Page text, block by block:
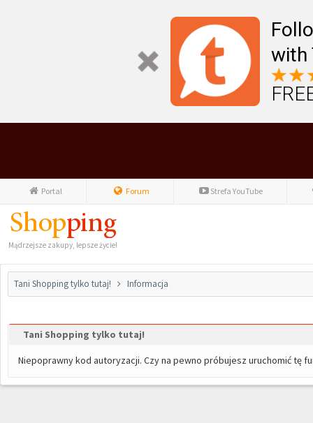
with
Portal Forum Strefa YouTube
Mądrzejsze zakupy, lepsze życie!
Tani Shopping tylko tutaj! Informacja
Tani Shopping tylko tutaj!
Niepoprawny kod autoryzacji. Czy na pewno próbujesz uruchomić tę